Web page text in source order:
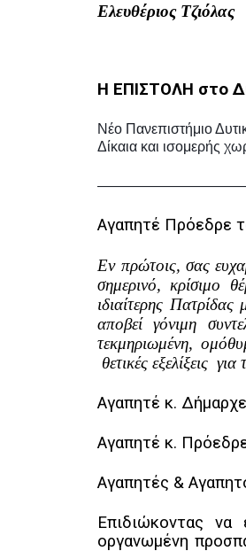
Ελευθέριος Τζιόλας
Η ΕΠΙΣΤΟΛΗ στο
Νέο Πανεπιστήμιο
Δίκαια και ισομερής
Αγαπητέ Πρόεδρε
Εν πρώτοις, σας
σημερινό, κρίσιμο
ιδιαίτερης
αποβεί γόνιμη
τεκμηριωμένη,
θετικές εξελίξεις
Αγαπητέ κ.
Αγαπητέ κ.
Αγαπητές &
Επιδιώκοντας
οργανωμένη